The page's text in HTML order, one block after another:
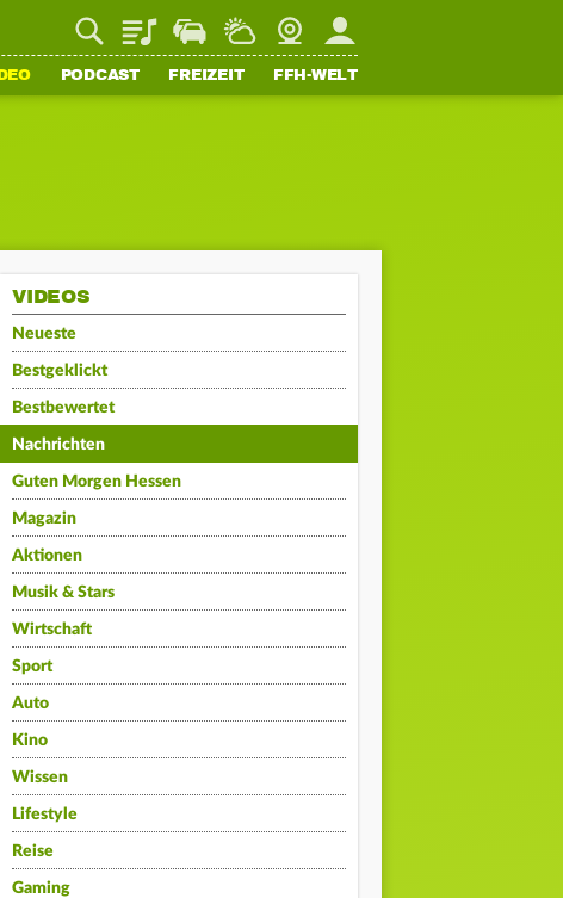
PlaylistStaupilotWetterWebcamMein FFH
PODCAST FREIZEIT FFH-WELT
VIDEOS
Neueste
Bestgeklickt
Bestbewertet
Nachrichten
Guten Morgen Hessen
Magazin
Aktionen
Musik & Stars
Wirtschaft
Sport
Auto
Kino
Wissen
Lifestyle
Reise
Gaming